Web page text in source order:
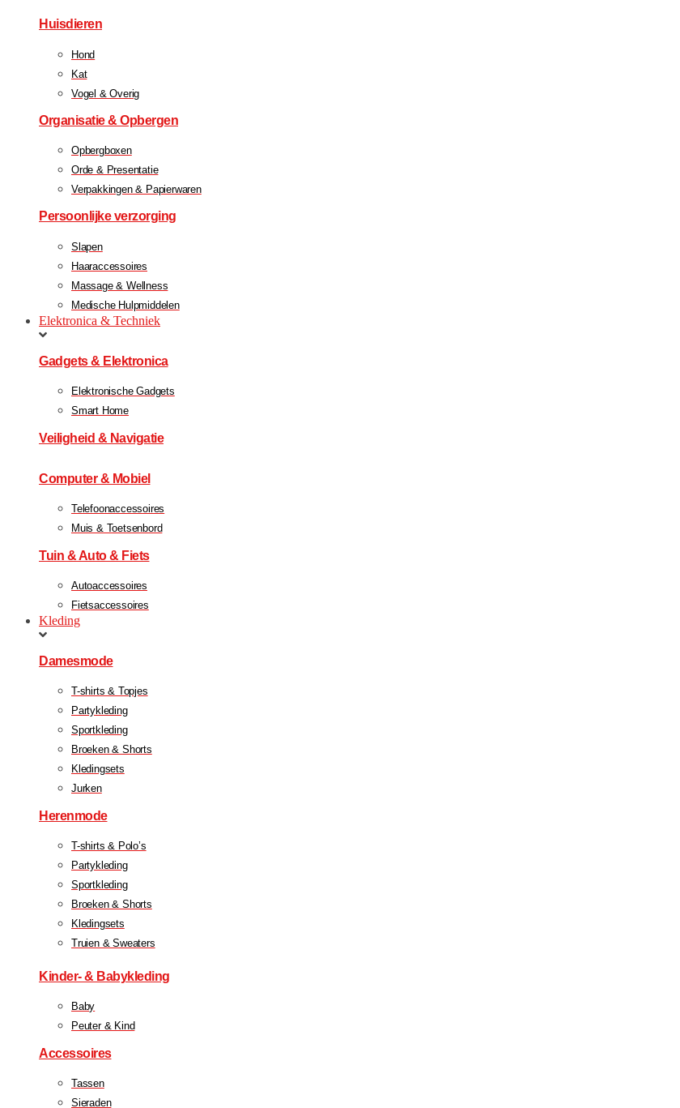
Huisdieren
Hond
Kat
Vogel & Overig
Organisatie & Opbergen
Opbergboxen
Orde & Presentatie
Verpakkingen & Papierwaren
Persoonlijke verzorging
Slapen
Haaraccessoires
Massage & Wellness
Medische Hulpmiddelen
Elektronica & Techniek
Gadgets & Elektronica
Elektronische Gadgets
Smart Home
Veiligheid & Navigatie
Computer & Mobiel
Telefoonaccessoires
Muis & Toetsenbord
Tuin & Auto & Fiets
Autoaccessoires
Fietsaccessoires
Kleding
Damesmode
T-shirts & Topjes
Partykleding
Sportkleding
Broeken & Shorts
Kledingsets
Jurken
Herenmode
T-shirts & Polo’s
Partykleding
Sportkleding
Broeken & Shorts
Kledingsets
Truien & Sweaters
Kinder- & Babykleding
Baby
Peuter & Kind
Accessoires
Tassen
Sieraden